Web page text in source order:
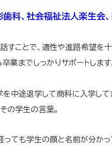
科、社会福祉法人楽生会、
すことで、適性や進路希望を
業までしっかりサポートします
中途退学して商科に入学して
の学生の言葉。
っても学生の顔と名前が分かっ